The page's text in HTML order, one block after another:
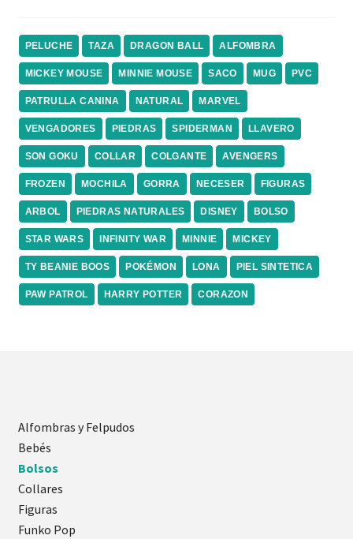
PELUCHE TAZA DRAGON BALL ALFOMBRA
MICKEY MOUSE MINNIE MOUSE SACO MUG PVC
PATRULLA CANINA NATURAL MARVEL
VENGADORES PIEDRAS SPIDERMAN LLAVERO
SON GOKU COLLAR COLGANTE AVENGERS
FROZEN MOCHILA GORRA NECESER FIGURAS
ARBOL PIEDRAS NATURALES DISNEY BOLSO
STAR WARS INFINITY WAR MINNIE MICKEY
TY BEANIE BOOS POKÉMON LONA PIEL SINTETICA
PAW PATROL HARRY POTTER CORAZON
Alfombras y Felpudos
Bebés
Bolsos
Collares
Figuras
Funko Pop